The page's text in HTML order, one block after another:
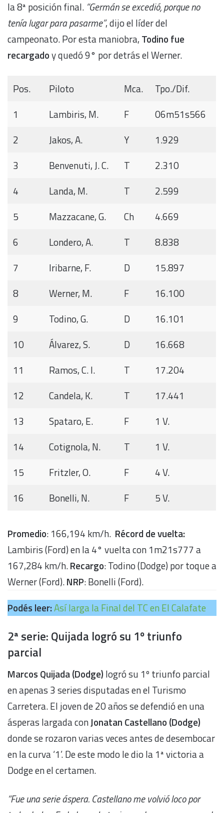
la 8ª posición final. “Germán se excedió, porque no
tenía lugar para pasarme”, dijo el líder del
campeonato. Por esta maniobra, Todino fue
recargadoy quedó 9° por detrás el Werner.
Pos. Piloto Mca.
Tpo./Dif.
1
Lambiris, M. F
06m51s566
2
Jakos, A. Y
1.929
3
Benvenuti, J. C. T
2.310
4
Landa, M. T
2.599
5
Mazzacane, G. Ch
4.669
6
Londero, A. T
8.838
7
Iribarne, F. D
15.897
8
Werner, M. F
16.100
9
Todino, G. D
16.101
10
Álvarez, S. D
16.668
11
Ramos, C. I. T
17.204
12
Candela, K. T
17.441
13
Spataro, E. F
1 V.
14
Cotignola, N. T
1 V.
15
Fritzler, O. F
4 V.
16
Bonelli, N. F 5 V.
Promedio: 166,194 km/h. Récord de vuelta:
Lambiris (Ford) en la 4° vuelta con 1m21s777 a
167,284 km/h.Recargo: Todino (Dodge) por toque a
Werner (Ford).NRP: Bonelli (Ford).
Podés leer:Así larga la Final del TC en El Calafate
2ª serie: Quijada logró su 1º triunfo
parcial
Marcos Quijada (Dodge) logró su 1º triunfo parcial
en apenas 3 series disputadas en el Turismo
Carretera. El joven de 20 años se defendió en una
ásperas largada conJonatan Castellano (Dodge)
donde se rozaron varias veces antes de desembocar
en la curva ‘1’. De este modo le dio la 1ª victoria a
Dodge en el certamen.
“Fue una serie áspera. Castellano me volvió loco por